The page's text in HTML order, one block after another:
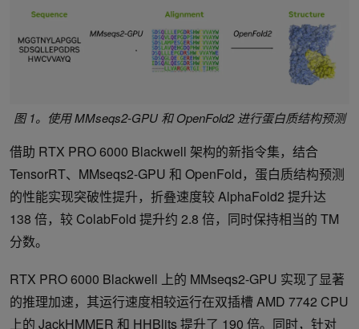
图 1。使用 MMseqs2-GPU 和 OpenFold2 进行蛋白质结构预测
借助 RTX PRO 6000 Blackwell 架构的新指令集，结合
TensorRT、MMseqs2-GPU 和 OpenFold，蛋白质结构预测
的性能实现突破性提升，折叠速度较 AlphaFold2 提升达
138 倍，较 ColabFold 提升约 2.8 倍，同时保持相当的 TM
分数。
RTX PRO 6000 Blackwell 上的 MMseqs2-GPU 实现了显著
的推理加速，其运行速度相较运行在双插槽 AMD 7742 CPU
上的 JackHMMER 和 HHBlits提升了 190 倍。同时，针对